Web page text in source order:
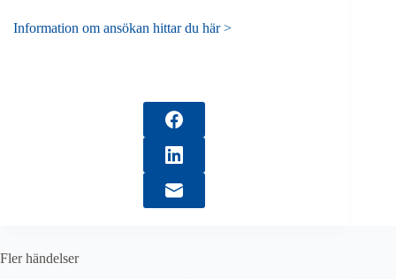
Information om ansökan hittar du här >
Fler händelser